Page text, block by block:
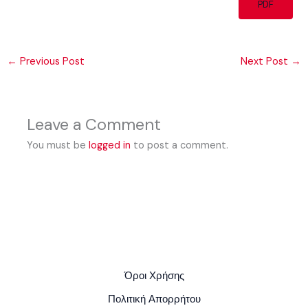
PDF
← Previous Post Next Post →
Leave a Comment
You must belogged in to post a comment.
Όροι Χρήσης
Πολιτική Απορρήτου